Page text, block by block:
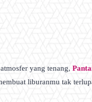
yang tenang,
liburanmu tak